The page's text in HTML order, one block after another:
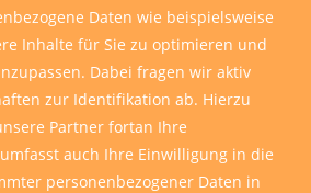
Daten wie beispielsweise
Inhalte für Sie zu optimieren und
Dabei fragen wir aktiv
zur Identifikation ab. Hierzu
Partner fortan Ihre
auch Ihre Einwilligung in die
personenbezogener Daten in